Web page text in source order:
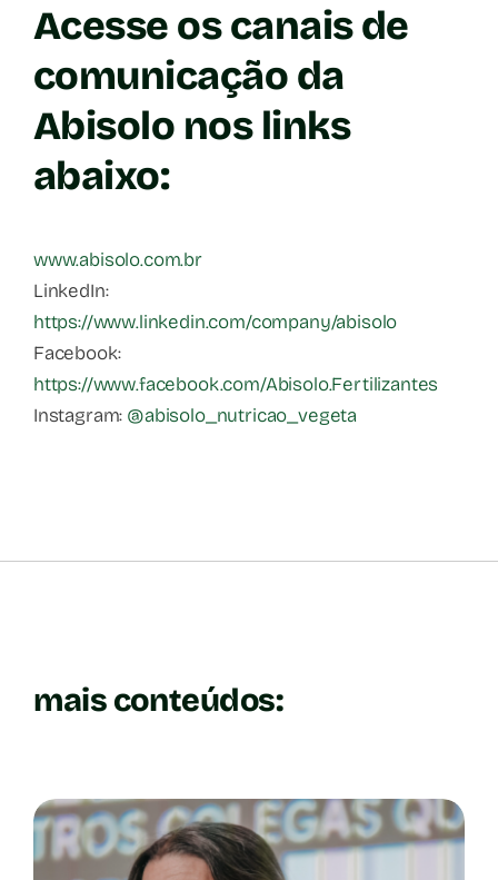
Acesse os canais de
comunicação da
Abisolo nos links
abaixo:
www.abisolo.com.br
LinkedIn:
https://www.linkedin.com/company/abisolo
Facebook:
https://www.facebook.com/Abisolo.Fertilizantes
Instagram: @abisolo_nutricao_vegeta
mais conteúdos: